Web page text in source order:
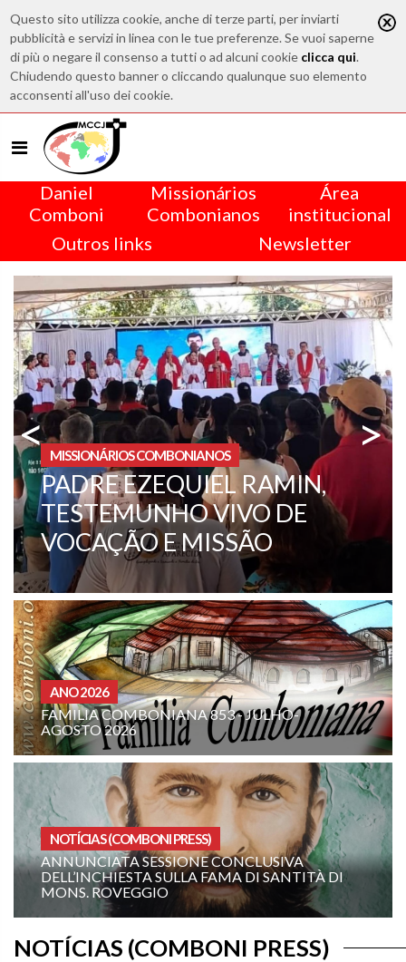
Questo sito utilizza cookie, anche di terze parti, per inviarti
pubblicità e servizi in linea con le tue preferenze. Se vuoi saperne
di più o negare il consenso a tutti o ad alcuni cookie clicca qui.
Chiudendo questo banner o cliccando qualunque suo elemento
acconsenti all'uso dei cookie.
Daniel
Comboni
Missionários
Combonianos
Área
institucional
Outros links
Newsletter
< MISSIONÁRIOS COMBONIANOS
FATHER ANTONIO LA
BRACA CELEBRATES THE
60TH ANNIVERSARY OF HIS
PRIESTLY ORDINATION
>
ANO 2026
FAMILIA COMBONIANA 853 - JULHO-
AGOSTO 2026
NOTÍCIAS (COMBONI PRESS)
ANNUNCIATA SESSIONE CONCLUSIVA
DELL’INCHIESTA SULLA FAMA DI SANTITÀ DI
MONS. ROVEGGIO
NOTÍCIAS (COMBONI PRESS)